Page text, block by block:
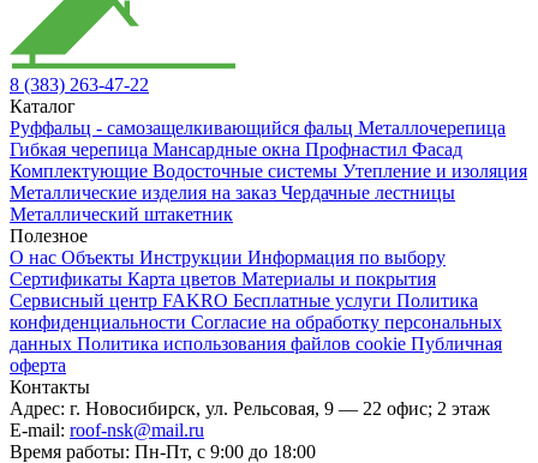
8 (383) 263-47-22
Каталог
Руффальц - самозащелкивающийся фальц Металлочерепица
Гибкая черепица Мансардные окна Профнастил Фасад
Комплектующие Водосточные системы Утепление и изоляция
Металлические изделия на заказ Чердачные лестницы
Металлический штакетник
Полезное
О нас Объекты Инструкции Информация по выбору
Сертификаты Карта цветов Материалы и покрытия
Сервисный центр FAKRO Бесплатные услуги Политика
конфиденциальности Согласие на обработку персональных
данных Политика использования файлов cookie Публичная
оферта
Контакты
Адрес: г. Новосибирск, ул. Рельсовая, 9 — 22 офис; 2 этаж
E-mail: roof-nsk@mail.ru
Время работы: Пн-Пт, с 9:00 до 18:00